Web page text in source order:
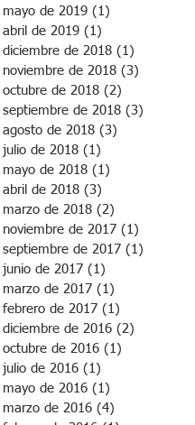
mayo de 2019 (1)
abril de 2019 (1)
diciembre de 2018 (1)
noviembre de 2018 (3)
octubre de 2018 (2)
septiembre de 2018 (3)
agosto de 2018 (3)
julio de 2018 (1)
mayo de 2018 (1)
abril de 2018 (3)
marzo de 2018 (2)
noviembre de 2017 (1)
septiembre de 2017 (1)
junio de 2017 (1)
marzo de 2017 (1)
febrero de 2017 (1)
diciembre de 2016 (2)
octubre de 2016 (1)
julio de 2016 (1)
mayo de 2016 (1)
marzo de 2016 (4)